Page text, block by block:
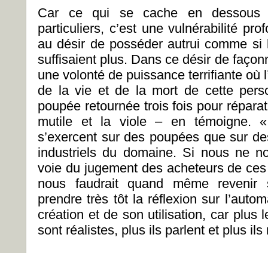
Car ce qui se cache en
particuliers, c’est une vulnérabilité
au désir de posséder autrui comme si
suffisaient plus. Dans ce désir de
une volonté de puissance terrifiante où
de la vie et de la mort de cette
poupée retournée trois fois pour
mutile et la viole – en témoigne.
s’exercent sur des poupées que sur
industriels du domaine. Si nous ne
voie du jugement des acheteurs de
nous faudrait quand même revenir
prendre très tôt la réflexion sur
création et de son utilisation, car plus
sont réalistes, plus ils parlent et plus